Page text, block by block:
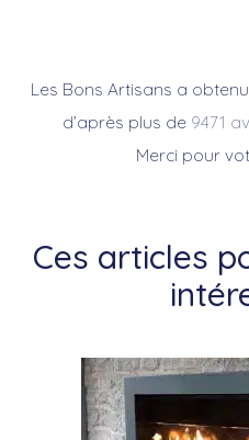
Les Bons Artisans a
d’après plus de 9471
Merci pour
Ces articles